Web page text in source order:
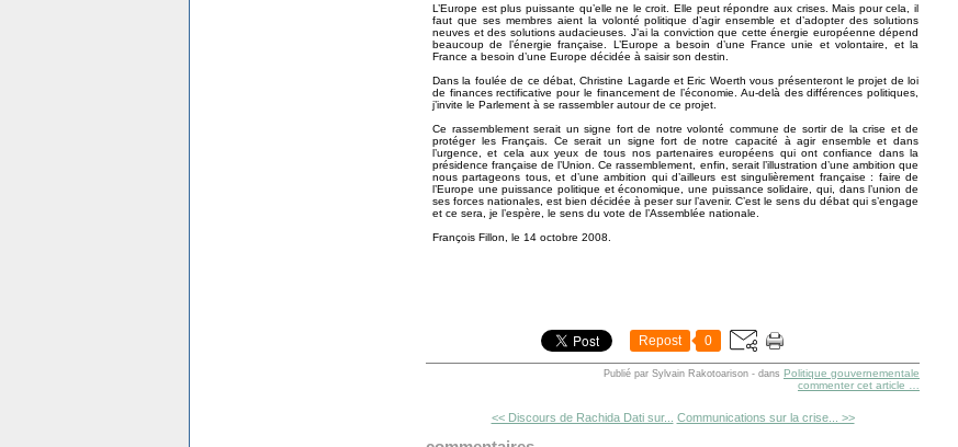
L’Europe est plus puissante qu’elle ne le croit. Elle peut répondre aux crises. Mais pour cela, il
faut que ses membres aient la volonté politique d’agir ensemble et d’adopter des solutions
neuves et des solutions audacieuses. J’ai la conviction que cette énergie européenne dépend
beaucoup de l’énergie française. L’Europe a besoin d’une France unie et volontaire, et la
France a besoin d’une Europe décidée à saisir son destin.
Dans la foulée de ce débat, Christine Lagarde et Eric Woerth vous présenteront le projet de loi
de finances rectificative pour le financement de l’économie. Au-delà des différences politiques,
j’invite le Parlement à se rassembler autour de ce projet.
Ce rassemblement serait un signe fort de notre volonté commune de sortir de la crise et de
protéger les Français. Ce serait un signe fort de notre capacité à agir ensemble et dans
l’urgence, et cela aux yeux de tous nos partenaires européens qui ont confiance dans la
présidence française de l’Union. Ce rassemblement, enfin, serait l’illustration d’une ambition que
nous partageons tous, et d’une ambition qui d’ailleurs est singulièrement française : faire de
l’Europe une puissance politique et économique, une puissance solidaire, qui, dans l’union de
ses forces nationales, est bien décidée à peser sur l’avenir. C’est le sens du débat qui s’engage
et ce sera, je l’espère, le sens du vote de l’Assemblée nationale.
François Fillon, le 14 octobre 2008.
Repost 0
Publié par Sylvain Rakotoarison - dans Politique gouvernementale
commenter cet article
<< Discours de Rachida Dati sur... Communications sur la crise... >>